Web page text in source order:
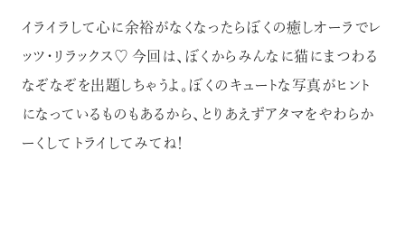
イライラして心に余裕がなくなったらぼくの癒しオーラでレ
ッツ・リラックス♡ 今回は、ぼくからみんなに猫にまつわる
なぞなぞを出題しちゃうよ。ぼくのキュートな写真がヒント
になっているものもあるから、とりあえずアタマをやわらか
ーくして トライしてみてね！